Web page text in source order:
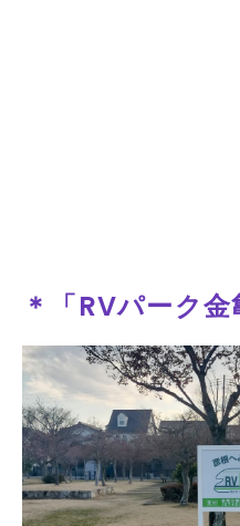
＊「RVパーク